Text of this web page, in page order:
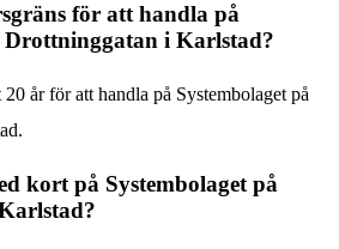
för att handla på
Drottninggatan i Karlstad?
20 år för att handla på Systembolaget på
kort på Systembolaget på